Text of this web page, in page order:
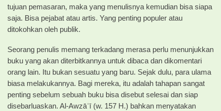
tujuan pemasaran, maka yang menulisnya kemudian bisa siapa
saja. Bisa pejabat atau artis. Yang penting populer atau
ditokohkan oleh publik.
Seorang penulis memang terkadang merasa perlu menunjukkan
buku yang akan diterbitkannya untuk dibaca dan dikomentari
orang lain. Itu bukan sesuatu yang baru. Sejak dulu, para ulama
biasa melakukannya. Bagi mereka, itu adalah tahapan sangat
penting sebelum sebuah buku bisa disebut selesai dan siap
disebarluaskan. Al-Awzāʿī (w. 157 H.) bahkan menyatakan